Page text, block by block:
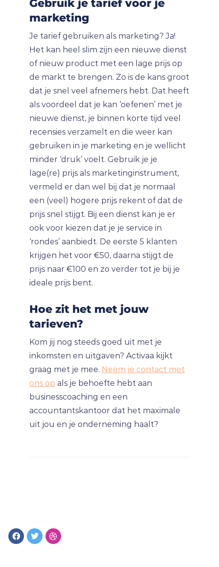
Gebruik je tarief voor je
marketing
Je tarief gebruiken als marketing? Ja!
Het kan heel slim zijn een nieuwe dienst
of nieuw product met een lage prijs op
de markt te brengen. Zo is de kans groot
dat je snel veel afnemers hebt. Dat heeft
als voordeel dat je kan ‘oefenen’ met je
nieuwe dienst, je binnen korte tijd veel
recensies verzamelt en die weer kan
gebruiken in je marketing en je wellicht
minder ‘druk’ voelt. Gebruik je je
lage(re) prijs als marketinginstrument,
vermeld er dan wel bij dat je normaal
een (veel) hogere prijs rekent of dat de
prijs snel stijgt. Bij een dienst kan je er
ook voor kiezen dat je je service in
‘rondes’ aanbiedt. De eerste 5 klanten
krijgen het voor €50, daarna stijgt de
prijs naar €100 en zo verder tot je bij je
ideale prijs bent.
Hoe zit het met jouw
tarieven?
Kom jij nog steeds goed uit met je
inkomsten en uitgaven? Activaa kijkt
graag met je mee. Neem je contact met
ons op als je behoefte hebt aan
businesscoaching en een
accountantskantoor dat het maximale
uit jou en je onderneming haalt?